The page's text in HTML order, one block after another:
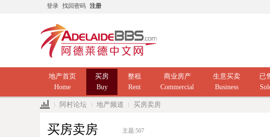
登录 找回密码 注册
地产首页
Home
买房
Buy
整租
Rent
商业房产
Commercial
生意买卖
Business
已
阿村论坛 地产频道 买房卖房
买房卖房 主题:507